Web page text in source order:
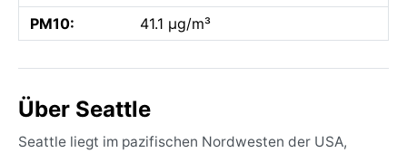
PM10:
41.1 µg/m³
Über Seattle
Seattle liegt im pazifischen Nordwesten der USA,